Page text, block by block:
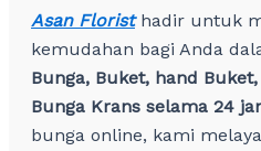
Asan Floristhadir untuk
kemudahan bagi Anda
Bunga, Buket, hand
Bunga Krans selama 24
bunga online, kami